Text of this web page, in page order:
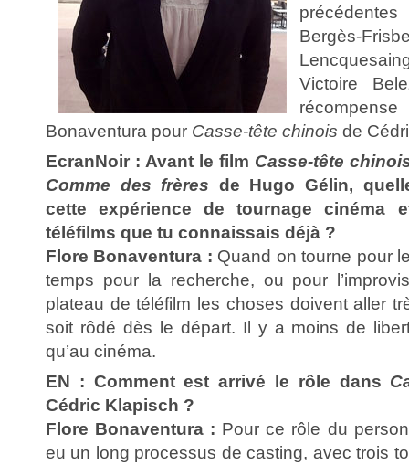
Bergès-
Victoire
Bonaventura pour Casse-tête chinois de
EcranNoir : Avant le film Casse-tête
Comme des frères de Hugo Gélin,
cette expérience de tournage cinéma
téléfilms que tu connaissais déjà ?
Flore Bonaventura : Quand on tourne pour
temps pour la recherche, ou pour
plateau de téléfilm les choses doivent aller
soit rôdé dès le départ. Il y a moins de
qu’au cinéma.
EN : Comment est arrivé le rôle dans
Cédric Klapisch ?
Flore Bonaventura : Pour ce rôle du
eu un long processus de casting, avec trois